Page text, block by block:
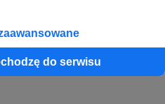
do serwisu